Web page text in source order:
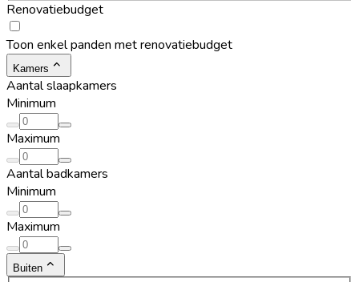
Renovatiebudget
Toon enkel panden met renovatiebudget
Kamers
Aantal slaapkamers
Minimum
Maximum
Aantal badkamers
Minimum
Maximum
Buiten